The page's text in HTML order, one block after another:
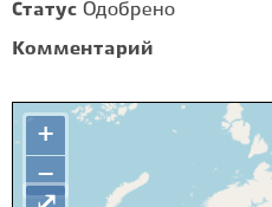
Статус Одобрено
Комментарий
+
−